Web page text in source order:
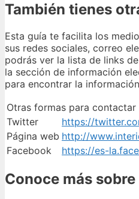
También tienes
Esta guía te facilita los
sus redes sociales, correo
podrás ver la lista de links
la sección de información
para encontrar la
Otras formas para
Twitter
https://
Página web http://
Facebook
https://es-
Conoce más